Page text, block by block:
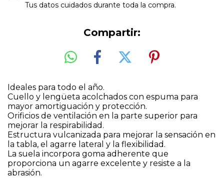
Tus datos cuidados durante toda la compra.
Compartir:
Ideales para todo el año.
Cuello y lengüeta acolchados con espuma para
mayor amortiguación y protección.
Orificios de ventilación en la parte superior para
mejorar la respirabilidad.
Estructura vulcanizada para mejorar la sensación en
la tabla, el agarre lateral y la flexibilidad.
La suela incorpora goma adherente que
proporciona un agarre excelente y resiste a la
abrasión.